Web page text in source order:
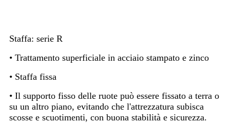
Staffa: serie R
• Trattamento superficiale in acciaio stampato e zinco
• Staffa fissa
• Il supporto fisso delle ruote può essere fissato a terra o
su un altro piano, evitando che l'attrezzatura subisca
scosse e scuotimenti, con buona stabilità e sicurezza.